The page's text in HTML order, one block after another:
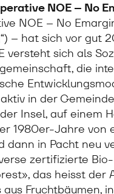
NOE – No
NOE – No
– hat sich vor gut
versteht sich als
die
in der
Insel, auf einem
1980er-Jahre von
dann in Pacht neu
zertifizierte
das heisst der
Fruchtbäumen,